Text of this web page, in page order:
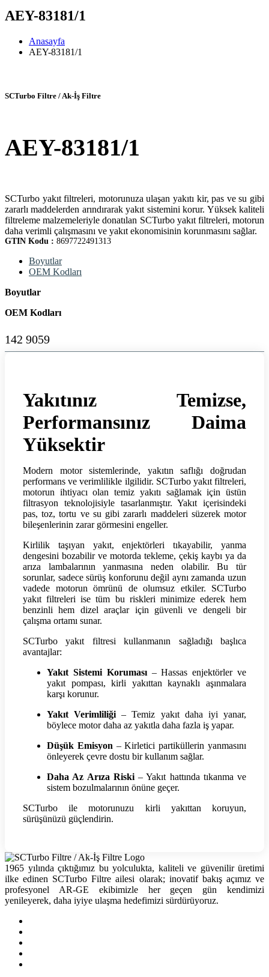
AEY-83181/1
Anasayfa
AEY-83181/1
SCTurbo Filtre / Ak-İş Filtre
AEY-83181/1
SCTurbo yakıt filtreleri, motorunuza ulaşan yakıtı kir, pas ve su gibi
zararlı maddelerden arındırarak yakıt sistemini korur. Yüksek kaliteli
filtreleme malzemeleriyle donatılan SCTurbo yakıt filtreleri, motorun
daha verimli çalışmasını ve yakıt ekonomisinin korunmasını sağlar.
GTIN Kodu : 8697722491313
Boyutlar
OEM Kodları
Boyutlar
OEM Kodları
142 9059
Yakıtınız Temizse,
Performansınız Daima
Yüksektir
Modern motor sistemlerinde, yakıtın saflığı doğrudan
performans ve verimlilikle ilgilidir. SCTurbo yakıt filtreleri,
motorun ihtiyacı olan temiz yakıtı sağlamak için üstün
filtrasyon teknolojisiyle tasarlanmıştır. Yakıt içerisindeki
pas, toz, tortu ve su gibi zararlı maddeleri süzerek motor
bileşenlerinin zarar görmesini engeller.
Kirlilik taşıyan yakıt, enjektörleri tıkayabilir, yanma
dengesini bozabilir ve motorda tekleme, çekiş kaybı ya da
arıza lambalarının yanmasına neden olabilir. Bu tür
sorunlar, sadece sürüş konforunu değil aynı zamanda uzun
vadede motorun ömrünü de olumsuz etkiler. SCTurbo
yakıt filtreleri ise tüm bu riskleri minimize ederek hem
benzinli hem dizel araçlar için güvenli ve dengeli bir
çalışma ortamı sunar.
SCTurbo yakıt filtresi kullanmanın sağladığı başlıca
avantajlar:
Yakıt Sistemi Koruması– Hassas enjektörler ve
yakıt pompası, kirli yakıttan kaynaklı aşınmalara
karşı korunur.
Yakıt Verimliliği – Temiz yakıt daha iyi yanar,
böylece motor daha az yakıtla daha fazla iş yapar.
Düşük Emisyon – Kirletici partiküllerin yanmasını
önleyerek çevre dostu bir kullanım sağlar.
Daha Az Arıza Riski– Yakıt hattında tıkanma ve
sistem bozulmalarının önüne geçer.
SCTurbo ile motorunuzu kirli yakıttan koruyun,
sürüşünüzü güçlendirin.
1965 yılında çıktığımız bu yolculukta, kaliteli ve güvenilir üretimi
ilke edinen SCTurbo Filtre ailesi olarak; inovatif bakış açımız ve
profesyonel AR-GE ekibimizle her geçen gün kendimizi
yenileyerek, daha iyiye ulaşma hedefimizi sürdürüyoruz.